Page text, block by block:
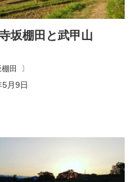
5月9日
田
坂棚田と武甲山